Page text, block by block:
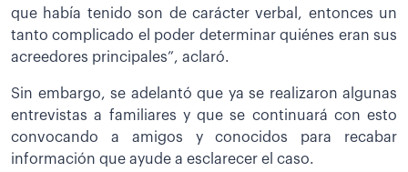
que había tenido son de carácter verbal, entonces un
tanto complicado el poder determinar quiénes eran sus
acreedores principales”, aclaró.
Sin embargo, se adelantó que ya se realizaron algunas
entrevistas a familiares y que se continuará con esto
convocando a amigos y conocidos para recabar
información que ayude a esclarecer el caso.